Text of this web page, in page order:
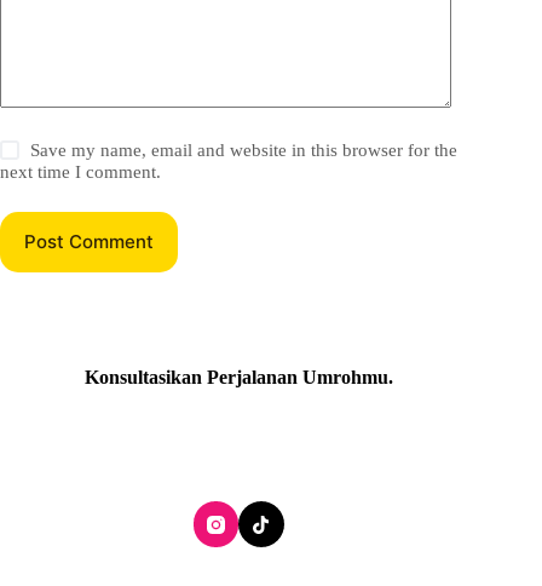
Save my name, email and website in this browser for the
next time I comment.
Post Comment
Konsultasikan Perjalanan Umrohmu.